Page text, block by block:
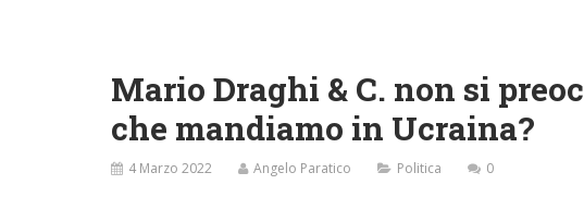
Leggero (10 chili) e relativamente semplice da usare, il FIM-92
agli infrarossi. Può essere lanciato con un lanciatore spalleggiabile
efficace di circa 4 km e un’altezza massima di 3 km. Esistono tre